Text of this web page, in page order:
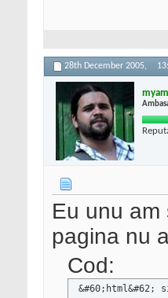
28th December 2005,
Eu unu am
pagina nu
Cod:
&#60;html&#62;